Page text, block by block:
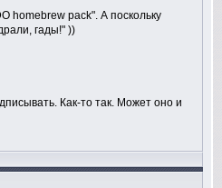
homebrew pack". А поскольку
гады!" ))
Как-то так. Может оно и